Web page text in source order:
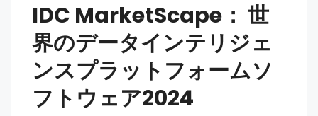
IDC MarketScape： 世
界のデータインテリジェ
ンスプラットフォームソ
フトウェア2024